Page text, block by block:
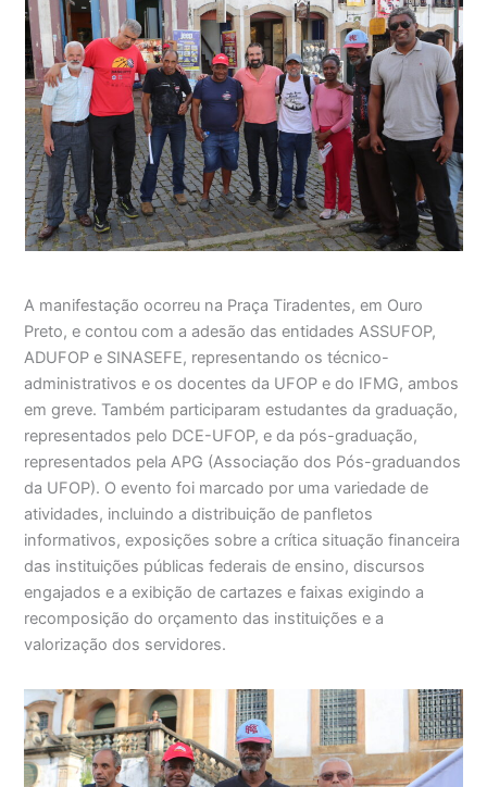
A manifestação ocorreu na Praça Tiradentes, em Ouro
Preto, e contou com a adesão das entidades ASSUFOP,
ADUFOP e SINASEFE, representando os técnico-
administrativos e os docentes da UFOP e do IFMG, ambos
em greve. Também participaram estudantes da graduação,
representados pelo DCE-UFOP, e da pós-graduação,
representados pela APG (Associação dos Pós-graduandos
da UFOP). O evento foi marcado por uma variedade de
atividades, incluindo a distribuição de panfletos
informativos, exposições sobre a crítica situação financeira
das instituições públicas federais de ensino, discursos
engajados e a exibição de cartazes e faixas exigindo a
recomposição do orçamento das instituições e a
valorização dos servidores.